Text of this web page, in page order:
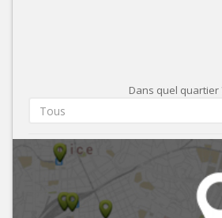
Dans quel quartier
Tous